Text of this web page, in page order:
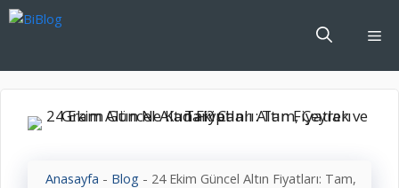
İçeriğe
Anasayfa - Blog - 24 Ekim Güncel Altın Fiyatları: Tam,